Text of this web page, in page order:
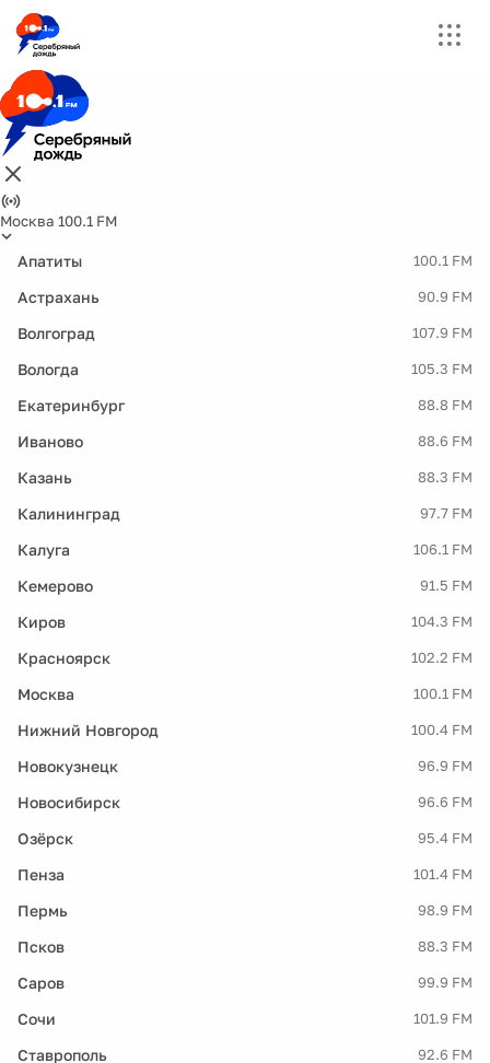
Москва 100.1 FM
Апатиты 100.1 FM
Астрахань 90.9 FM
Волгоград 107.9 FM
Вологда 105.3 FM
Екатеринбург 88.8 FM
Иваново 88.6 FM
Казань 88.3 FM
Калининград 97.7 FM
Калуга 106.1 FM
Кемерово 91.5 FM
Киров 104.3 FM
Красноярск 102.2 FM
Москва 100.1 FM
Нижний Новгород 100.4 FM
Новокузнецк 96.9 FM
Новосибирск 96.6 FM
Озёрск 95.4 FM
Пенза 101.4 FM
Пермь 98.9 FM
Псков 88.3 FM
Саров 99.9 FM
Сочи 101.9 FM
Ставрополь 92.6 FM